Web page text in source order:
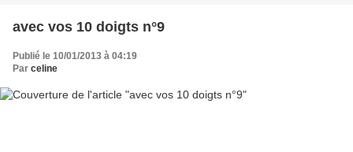
avec vos 10 doigts n°9
Publié le 10/01/2013 à 04:19
Par celine